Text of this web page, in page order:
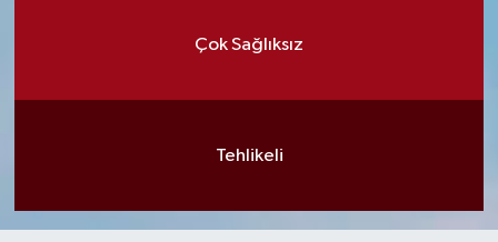
Çok Sağlıksız
Tehlikeli